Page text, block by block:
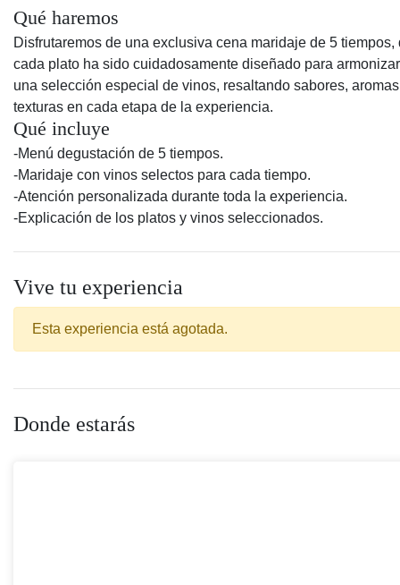
Qué haremos
Disfrutaremos de una exclusiva cena maridaje de 5 tiempos,
cada plato ha sido cuidadosamente diseñado para
una selección especial de vinos, resaltando sabores,
texturas en cada etapa de la experiencia.
Qué incluye
-Menú degustación de 5 tiempos.
-Maridaje con vinos selectos para cada tiempo.
-Atención personalizada durante toda la experiencia.
-Explicación de los platos y vinos seleccionados.
Vive tu experiencia
Esta experiencia está agotada.
Donde estarás